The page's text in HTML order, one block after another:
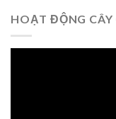
HOẠT ĐỘNG CÂY